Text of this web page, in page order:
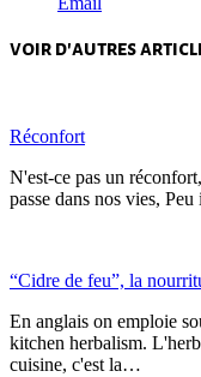
voir d'autres
Réconfort
N'est-ce pas un
passe dans nos vies,⁠
“Cidre de feu”, la
En anglais on emploie
kitchen herbalism.
cuisine, c'est la…